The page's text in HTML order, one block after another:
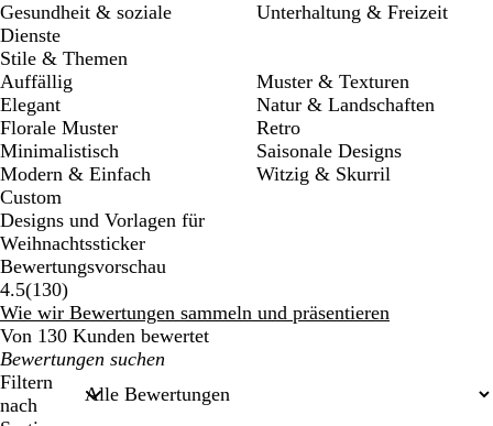
Gesundheit & soziale
Dienste
Unterhaltung & Freizeit
Stile & Themen
Auffällig
Elegant
Florale Muster
Minimalistisch
Modern & Einfach
Muster & Texturen
Natur & Landschaften
Retro
Saisonale Designs
Witzig & Skurril
Custom
Designs und Vorlagen für
Weihnachtssticker
Bewertungsvorschau
4.5(130130
Bewertungen
)
Wie wir Bewertungen sammeln und präsentieren
Von 130 Kunden bewertet
Meine
Sucheingaben
Filtern
nach